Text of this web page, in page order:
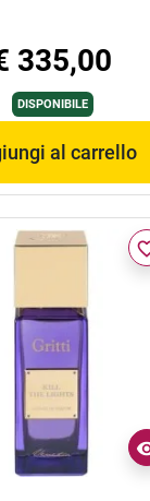
335,00
DISPONIBILE
al carrello